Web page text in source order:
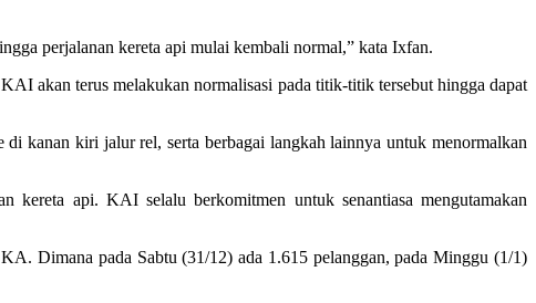
perjalanan kereta api mulai kembali normal,” kata Ixfan.
akan terus melakukan normalisasi pada titik-titik tersebut hingga dapat
di kanan kiri jalur rel, serta berbagai langkah lainnya untuk menormalkan
kereta api. KAI selalu berkomitmen untuk senantiasa mengutamakan
Dimana pada Sabtu (31/12) ada 1.615 pelanggan, pada Minggu (1/1)